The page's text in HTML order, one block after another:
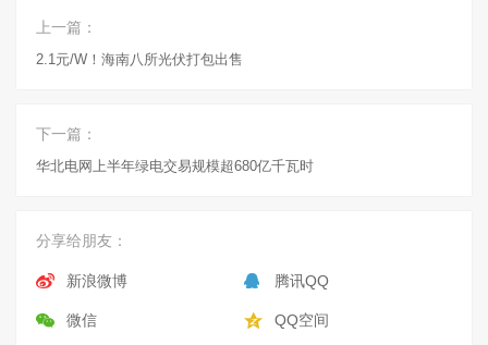
上一篇：
2.1元/W！海南八所光伏打包出售
下一篇：
华北电网上半年绿电交易规模超680亿千瓦时
分享给朋友：
新浪微博 腾讯QQ
微信 QQ空间